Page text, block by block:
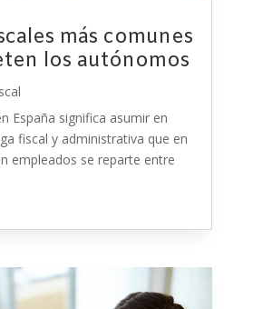
más comunes
los autónomos
España significa asumir en
fiscal y administrativa que en
empleados se reparte entre